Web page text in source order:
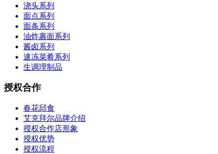
浇头系列
面点系列
面条系列
油炸裹面系列
酱卤系列
速冻菜肴系列
生调理制品
授权合作
春花邱食
艾克拜尔品牌介绍
授权合作店形象
授权优势
授权流程